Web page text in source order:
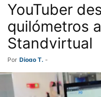
YouTuber
quilómetros
Standvirtual
Por Diogo T. -